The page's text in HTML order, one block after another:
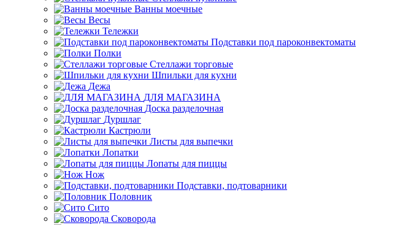
Ванны моечные
Весы
Тележки
Подставки под пароконвектоматы
Полки
Стеллажи торговые
Шпильки для кухни
Дежа
ДЛЯ МАГАЗИНА
Доска разделочная
Дуршлаг
Кастрюли
Листы для выпечки
Лопатки
Лопаты для пиццы
Нож
Подставки, подтоварники
Половник
Сито
Сковорода